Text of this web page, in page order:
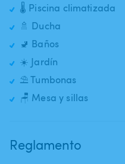
🌡️ Piscina climatizada
🚿 Ducha
🚽 Baños
☀️ Jardín
⛱️ Tumbonas
🪑 Mesa y sillas
Reglamento